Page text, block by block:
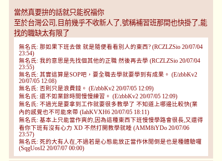
當然真要拚的話就只能祝福你
至於台灣公司,目前幾乎不收新人了,號稱補習班那間也快掛了,能
找的職缺太有限了
無名氏: 那如果下班去做 就是隨便看看別人的東西? (RCZLZSio 20/07/04
23:54)
無名氏: 我的意思是先找個其他的正職 然後再去學 (RCZLZSio 20/07/04
23:55)
無名氏: 其實這算是SOP吧，要全職去學就要學到有成果。 (E/zbbKv2
20/07/05 12:08)
無名氏: 否則只是浪費錢。 (E/zbbKv2 20/07/05 12:09)
無名氏: 還不如業餘時間慢慢練習。 (E/zbbKv2 20/07/05 12:09)
無名氏: 不過光是要拿到工作就要很多教學了 不知道上哪邊比較快(業
內的感覺也不可能來帶 (IahKVXH6 20/07/05 18:11)
無名氏: 基本上只能當作爽的,因為這種東西下班慢慢學路會很長,又還得
看你下班有沒有心力 XD 不然打開教學就睡 (AMM8iYDo 20/07/06
23:57)
無名氏: 死的大有人在,不過若是心態能放正當作休閒倒是也是種體驗囉
(SqgUosI2 20/07/07 00:00)